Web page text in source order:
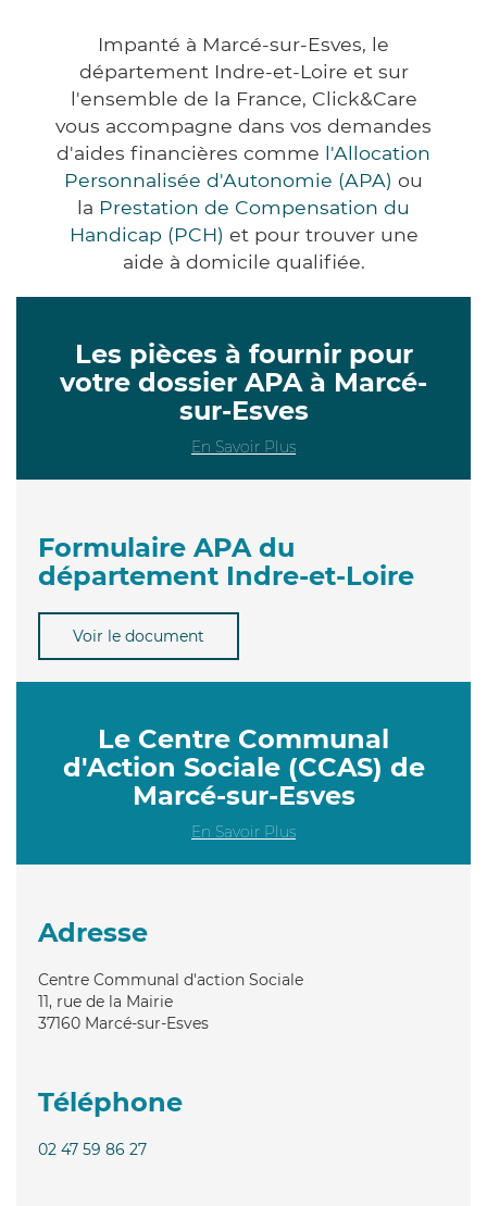
Impanté à Marcé-sur-Esves, le
département Indre-et-Loire et sur
l'ensemble de la France, Click&Care
vous accompagne dans vos demandes
d'aides financières comme l'Allocation
Personnalisée d'Autonomie (APA) ou
la Prestation de Compensation du
Handicap (PCH) et pour trouver une
aide à domicile qualifiée.
Les pièces à fournir pour
votre dossier APA à Marcé-
sur-Esves
En Savoir Plus
Formulaire APA du
département Indre-et-Loire
Voir le document
Le Centre Communal
d'Action Sociale (CCAS) de
Marcé-sur-Esves
En Savoir Plus
Adresse
Centre Communal d'action Sociale
11, rue de la Mairie
37160 Marcé-sur-Esves
Téléphone
02 47 59 86 27